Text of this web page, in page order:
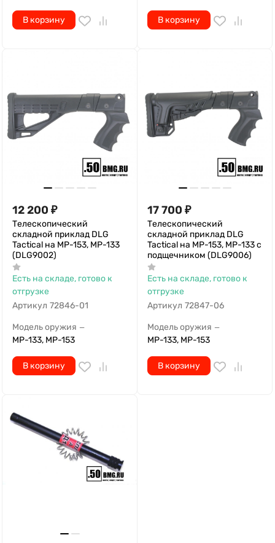
В корзину В корзину
12 200 ₽
Телескопический
складной приклад DLG
Tactical на МР-153, МР-133
(DLG9002)
Есть на складе, готово к
отгрузке
Артикул 72846-01
Модель оружия —
МР-133, МР-153
В корзину
17 700 ₽
Телескопический
складной приклад DLG
Tactical на МР-153, МР-133 с
подщечником (DLG9006)
Есть на складе, готово к
отгрузке
Артикул 72847-06
Модель оружия —
МР-133, МР-153
В корзину